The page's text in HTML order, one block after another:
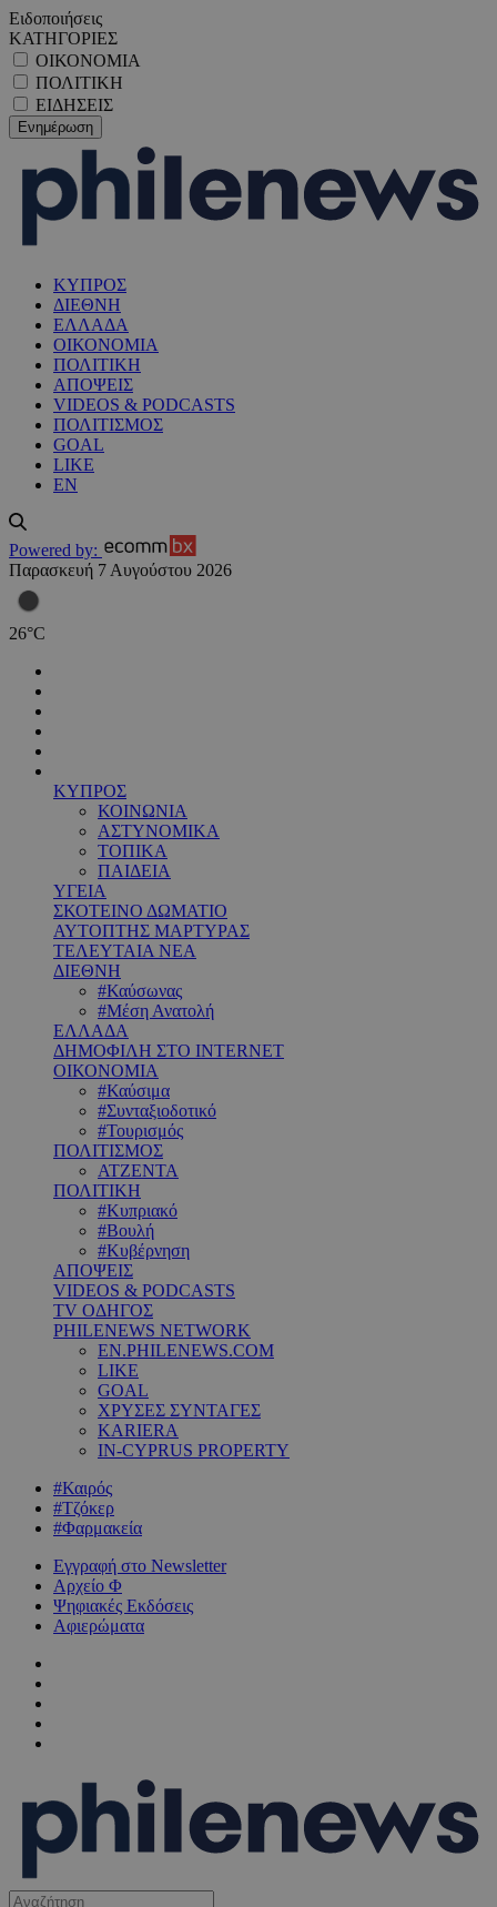
Ειδοποιήσεις
ΚΑΤΗΓΟΡΙΕΣ
ΟΙΚΟΝΟΜΙΑ
ΠΟΛΙΤΙΚΗ
ΕΙΔΗΣΕΙΣ
ΚΥΠΡΟΣ
ΔΙΕΘΝΗ
ΕΛΛΑΔΑ
ΟΙΚΟΝΟΜΙΑ
ΠΟΛΙΤΙΚΗ
ΑΠΟΨΕΙΣ
VIDEOS & PODCASTS
ΠΟΛΙΤΙΣΜΟΣ
GOAL
LIKE
EN
Powered by:
Παρασκευή 7 Αυγούστου 2026
26°C
ΚΥΠΡΟΣ
ΚΟΙΝΩΝΙΑ
ΑΣΤΥΝΟΜΙΚΑ
ΤΟΠΙΚΑ
ΠΑΙΔΕΙΑ
ΥΓΕΙΑ
ΣΚΟΤΕΙΝΟ ΔΩΜΑΤΙΟ
ΑΥΤΟΠΤΗΣ ΜΑΡΤΥΡΑΣ
ΤΕΛΕΥΤΑΙΑ ΝΕΑ
ΔΙΕΘΝΗ
#Καύσωνας
#Μέση Ανατολή
ΕΛΛΑΔΑ
ΔΗΜΟΦΙΛΗ ΣΤΟ INTERNET
ΟΙΚΟΝΟΜΙΑ
#Καύσιμα
#Συνταξιοδοτικό
#Τουρισμός
ΠΟΛΙΤΙΣΜΟΣ
ΑΤΖΕΝΤΑ
ΠΟΛΙΤΙΚΗ
#Κυπριακό
#Βουλή
#Κυβέρνηση
ΑΠΟΨΕΙΣ
VIDEOS & PODCASTS
TV ΟΔΗΓΟΣ
PHILENEWS NETWORK
EN.PHILENEWS.COM
LIKE
GOAL
ΧΡΥΣΕΣ ΣΥΝΤΑΓΕΣ
KARIERA
IN-CYPRUS PROPERTY
#Καιρός
#Τζόκερ
#Φαρμακεία
Εγγραφή στο Newsletter
Αρχείο Φ
Ψηφιακές Εκδόσεις
Αφιερώματα